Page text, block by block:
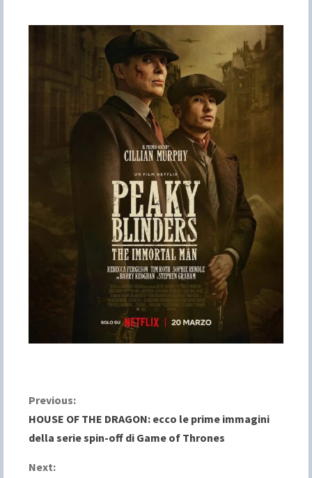
C
o
n
Previous:
HOUSE OF THE DRAGON: ecco le prime immagini
della serie spin-off di Game of Thrones
Next: